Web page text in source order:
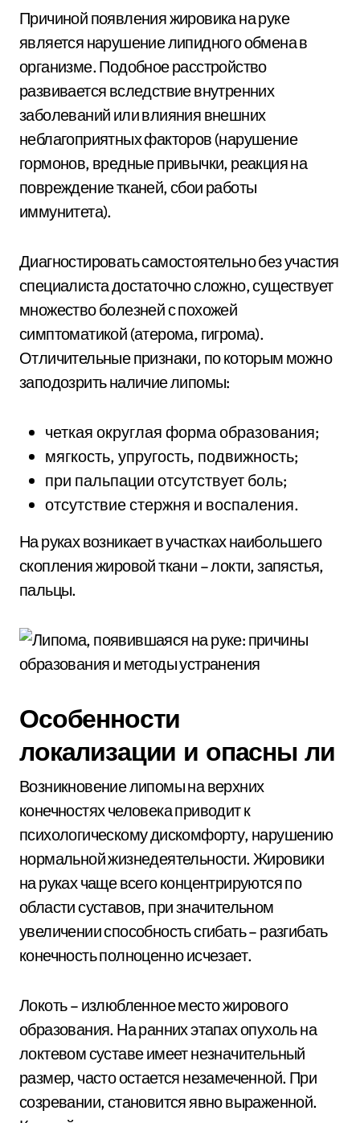
Причиной появления жировика на руке
является нарушение липидного обмена в
организме. Подобное расстройство
развивается вследствие внутренних
заболеваний или влияния внешних
неблагоприятных факторов (нарушение
гормонов, вредные привычки, реакция на
повреждение тканей, сбои работы
иммунитета).
Диагностировать самостоятельно без участия
специалиста достаточно сложно, существует
множество болезней с похожей
симптоматикой (атерома, гигрома).
Отличительные признаки, по которым можно
заподозрить наличие липомы:
четкая округлая форма образования;
мягкость, упругость, подвижность;
при пальпации отсутствует боль;
отсутствие стержня и воспаления.
На руках возникает в участках наибольшего
скопления жировой ткани – локти, запястья,
пальцы.
Особенности
локализации и опасны ли
Возникновение липомы на верхних
конечностях человека приводит к
психологическому дискомфорту, нарушению
нормальной жизнедеятельности. Жировики
на руках чаще всего концентрируются по
области суставов, при значительном
увеличении способность сгибать – разгибать
конечность полноценно исчезает.
Локоть – излюбленное место жирового
образования. На ранних этапах опухоль на
локтевом суставе имеет незначительный
размер, часто остается незамеченной. При
созревании, становится явно выраженной.